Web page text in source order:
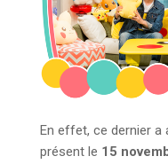
En effet, ce dernier a
présent le 15